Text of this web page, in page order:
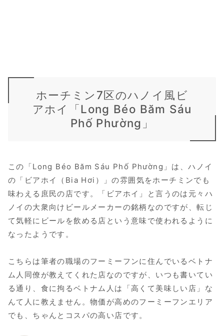
ホーチミン7区のハノイ風ビ
アホイ「Long Béo Băm Sáu
Phố Phường」
この「Long Béo Băm Sáu Phố Phường」は、ハノイ
の「ビアホイ（Bia Hơi）」の雰囲気をホーチミンでも
味わえる庶民の店です。「ビアホイ」と言うのは元々ハ
ノイの大衆向けビールメーカーの銘柄なのですが、転じ
て気軽にビールを飲める店という意味で使われるように
なったようです。
こちらは筆者の職場のフーミーフンに住んでいるベトナ
ム人同僚が教えてくれた店なのですが、いつも書いてい
る通り、食に拘るベトナム人は「高くて美味しい店」な
んて人に教えません。物価が高めのフーミーフンエリア
でも、ちゃんとコスパの高い店です。